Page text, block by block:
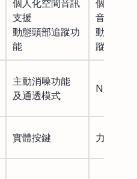
個人化空間音訊
支援
動態頭部追蹤功
能
個人化空
音訊支援
動態頭部
蹤功能
主動消噪功能
及通透模式
N/A
實體按鍵 力度感應